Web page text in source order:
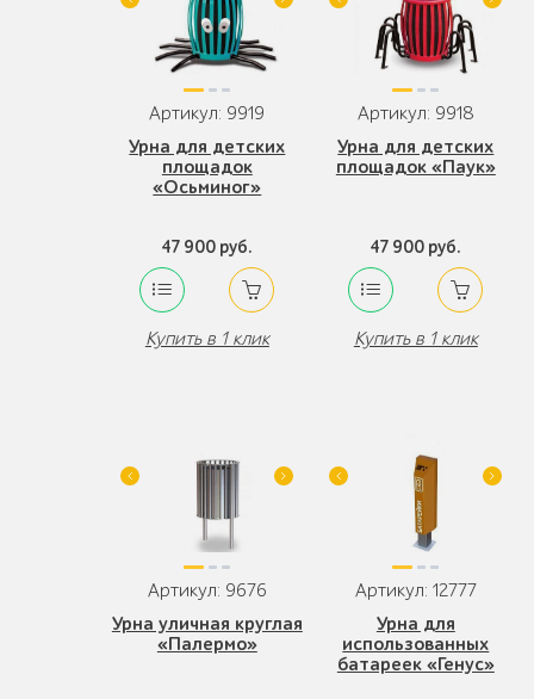
Артикул: 9919
Урна для детских
площадок
«Осьминог»
47 900 руб.
Купить в 1 клик
Артикул: 9918
Урна для детских
площадок «Паук»
47 900 руб.
Купить в 1 клик
Артикул: 9676
Урна уличная круглая
«Палермо»
Артикул: 12777
Урна для
использованных
батареек «Генус»